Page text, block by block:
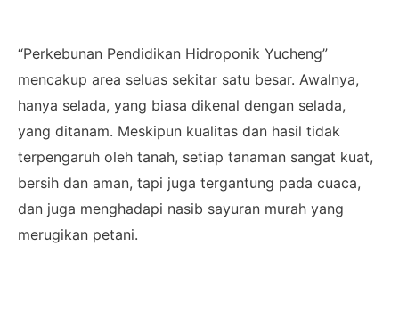
“Perkebunan Pendidikan Hidroponik Yucheng”
mencakup area seluas sekitar satu besar. Awalnya,
hanya selada, yang biasa dikenal dengan selada,
yang ditanam. Meskipun kualitas dan hasil tidak
terpengaruh oleh tanah, setiap tanaman sangat kuat,
bersih dan aman, tapi juga tergantung pada cuaca,
dan juga menghadapi nasib sayuran murah yang
merugikan petani.